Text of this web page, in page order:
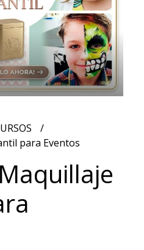
para Eventos